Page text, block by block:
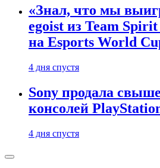
«Знал, что мы
egoist из Team
на Esports World
4 дня спустя
Sony продала
консолей
4 дня спустя